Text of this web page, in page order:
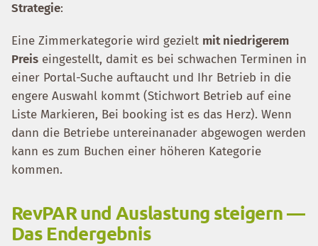
Strategie:
Eine Zimmerkategorie wird gezielt mit niedrigerem
Preis eingestellt, damit es bei schwachen Terminen in
einer Portal-Suche auftaucht und Ihr Betrieb in die
engere Auswahl kommt (Stichwort Betrieb auf eine
Liste Markieren, Bei booking ist es das Herz). Wenn
dann die Betriebe untereinanader abgewogen werden
kann es zum Buchen einer höheren Kategorie
kommen.
RevPAR und Auslastung steigern —
Das Endergebnis